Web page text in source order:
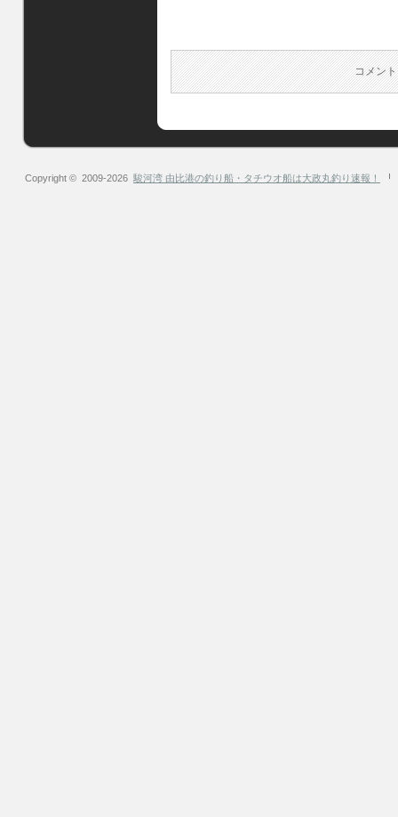
コメン
Copyright © 2009-2026 駿河湾 由比港の釣り船・タチウオ船は大政丸釣り速報！